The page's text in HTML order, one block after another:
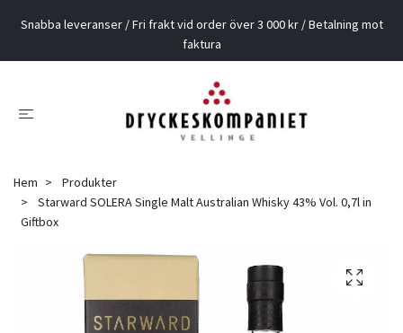
Snabba leveranser / Fri frakt vid order över 3 000 kr / Betalning mot
faktura
Hem
Produkter
Starward SOLERA Single Malt Australian Whisky 43% Vol. 0,7l in
Giftbox